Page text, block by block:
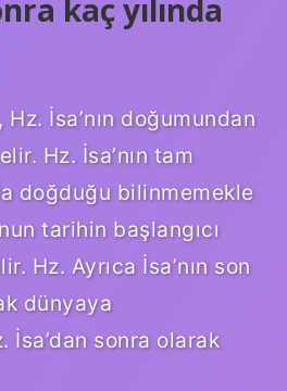
kaç yılında
Hz. İsa’nın doğumundan
Hz. İsa’nın tam
doğduğu bilinmemekle
tarihin başlangıcı
Hz. Ayrıca İsa’nın son
dünyaya
İsa’dan sonra olarak